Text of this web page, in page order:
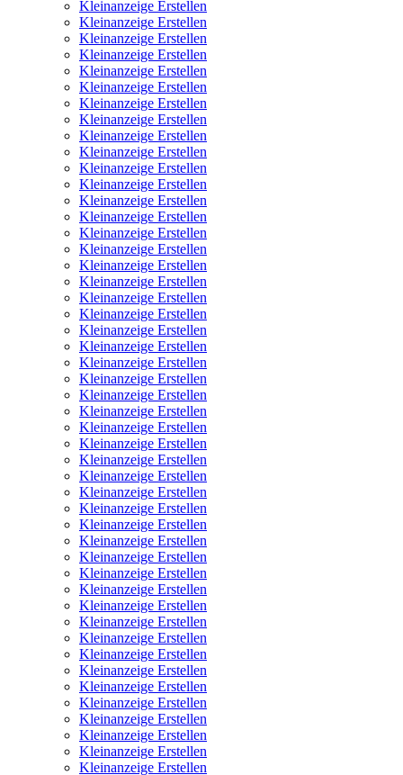
Kleinanzeige Erstellen
Kleinanzeige Erstellen
Kleinanzeige Erstellen
Kleinanzeige Erstellen
Kleinanzeige Erstellen
Kleinanzeige Erstellen
Kleinanzeige Erstellen
Kleinanzeige Erstellen
Kleinanzeige Erstellen
Kleinanzeige Erstellen
Kleinanzeige Erstellen
Kleinanzeige Erstellen
Kleinanzeige Erstellen
Kleinanzeige Erstellen
Kleinanzeige Erstellen
Kleinanzeige Erstellen
Kleinanzeige Erstellen
Kleinanzeige Erstellen
Kleinanzeige Erstellen
Kleinanzeige Erstellen
Kleinanzeige Erstellen
Kleinanzeige Erstellen
Kleinanzeige Erstellen
Kleinanzeige Erstellen
Kleinanzeige Erstellen
Kleinanzeige Erstellen
Kleinanzeige Erstellen
Kleinanzeige Erstellen
Kleinanzeige Erstellen
Kleinanzeige Erstellen
Kleinanzeige Erstellen
Kleinanzeige Erstellen
Kleinanzeige Erstellen
Kleinanzeige Erstellen
Kleinanzeige Erstellen
Kleinanzeige Erstellen
Kleinanzeige Erstellen
Kleinanzeige Erstellen
Kleinanzeige Erstellen
Kleinanzeige Erstellen
Kleinanzeige Erstellen
Kleinanzeige Erstellen
Kleinanzeige Erstellen
Kleinanzeige Erstellen
Kleinanzeige Erstellen
Kleinanzeige Erstellen
Kleinanzeige Erstellen
Kleinanzeige Erstellen